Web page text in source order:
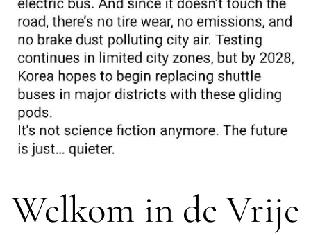
Welkom in de Vrije